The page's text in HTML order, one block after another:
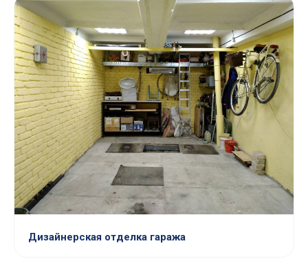
Дизайнерская отделка гаража